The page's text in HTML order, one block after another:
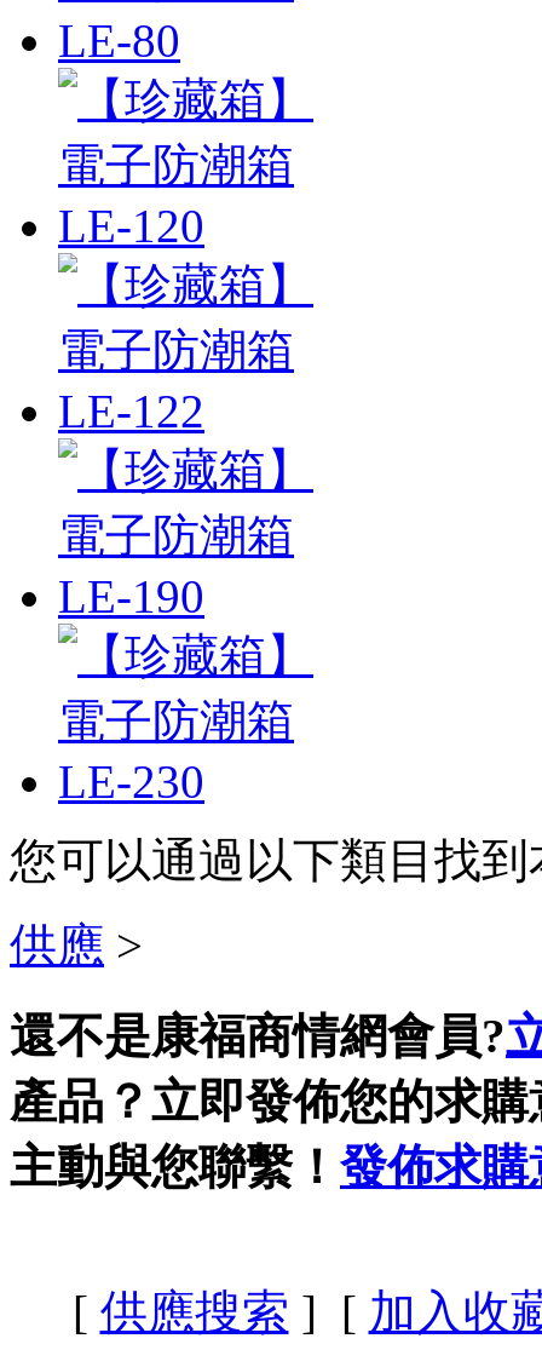
您可以通過以下類目找
供應 >
還不是康福商情網會員?
產品？立即發佈您的求
主動與您聯繫！ 發佈求購
[ 供應搜索 ] [ 加入收